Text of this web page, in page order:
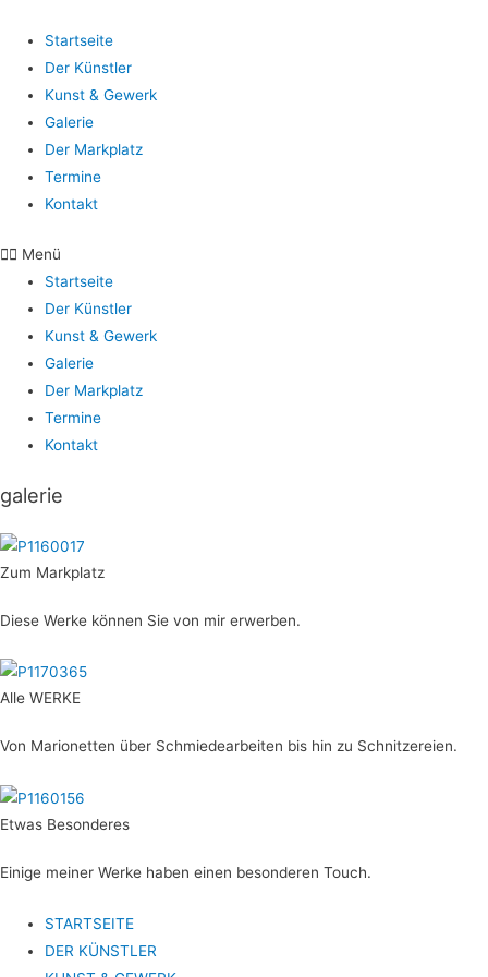
Startseite
Der Künstler
Kunst & Gewerk
Galerie
Der Markplatz
Termine
Kontakt
Menü
Startseite
Der Künstler
Kunst & Gewerk
Galerie
Der Markplatz
Termine
Kontakt
galerie
Zum Markplatz
Diese Werke können Sie von mir erwerben.
Alle WERKE
Von Marionetten über Schmiedearbeiten bis hin zu Schnitzereien.
Etwas Besonderes
Einige meiner Werke haben einen besonderen Touch.
STARTSEITE
DER KÜNSTLER